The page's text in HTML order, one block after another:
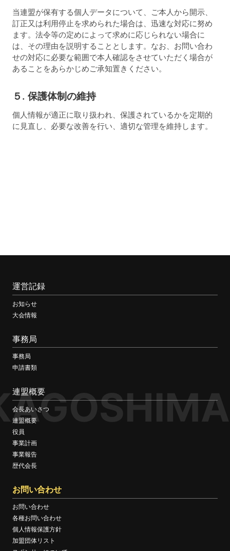
当連盟が保有する個人データについて、ご本人から開示、
訂正又は利用停止を求められた場合は、迅速な対応に努め
ます。法令等の定めによって求めに応じられない場合に
は、その理由を説明することとします。なお、お問い合わ
せの対応に必要な範囲で本人確認をさせていただく場合が
あることをあらかじめご承知置きください。
５. 保護体制の維持
個人情報が適正に取り扱われ、保護されているかを定期的
に見直し、必要な改善を行い、適切な管理を維持します。
運営記録
お知らせ
大会情報
事務局
事務局
申請書類
連盟概要
会長あいさつ
連盟概要
役員
事業計画
事業報告
歴代会長
お問い合わせ
お問い合わせ
各種お問い合わせ
個人情報保護方針
加盟団体リスト